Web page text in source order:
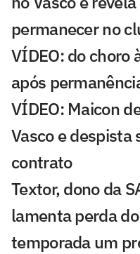
permanecer no
VÍDEO: do choro
após
VÍDEO: Maicon
Vasco e despista
contrato
Textor, dono da
lamenta perda
temporada um